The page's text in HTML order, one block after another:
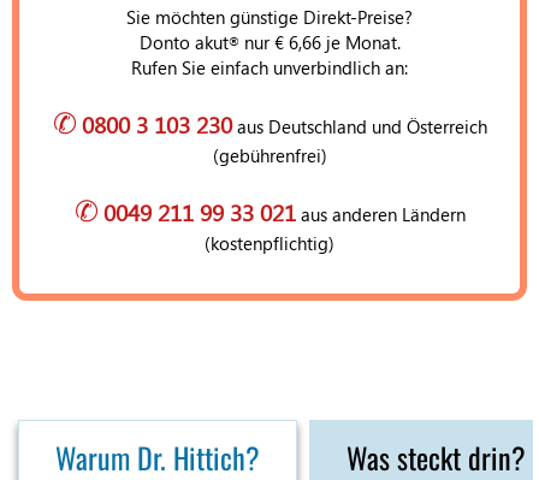
Sie möchten günstige Direkt-Preise?
Donto akut® nur € 6,66 je Monat.
Rufen Sie einfach unverbindlich an:
✆0800 3 103 230aus Deutschland und Österreich
(gebührenfrei)
✆0049 211 99 33 021aus anderen Ländern
(kostenpflichtig)
Warum Dr. Hittich? Was steckt drin?